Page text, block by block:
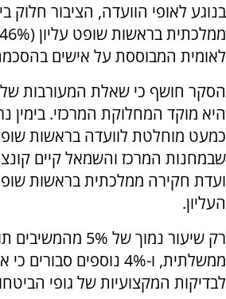
בנוגע לאופי הוועדה, הציבור חלוק
לאומית המבוססת על אישים בהסכמה
הסקר חושף כי שאלת המעורבות
היא מוקד המחלוקת המרכזי. בימין
שבמחנות המרכז והשמאל קיים
ועדת חקירה ממלכתית בראשות
העליון.
רק שיעור נמוך של
ממשלתית, ו-4% נוספים
לבדיקות המקצועיות של גופי